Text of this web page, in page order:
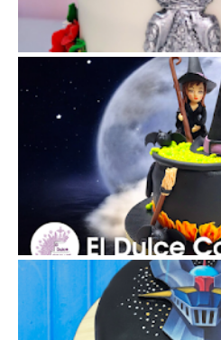
Rocio de Triana
Tarta Bruja - Baby Shower